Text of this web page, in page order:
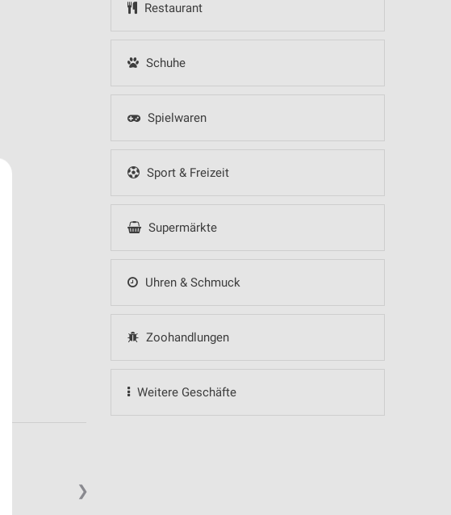
Restaurant
Schuhe
Spielwaren
Sport & Freizeit
Supermärkte
Uhren & Schmuck
Zoohandlungen
Weitere Geschäfte
❯